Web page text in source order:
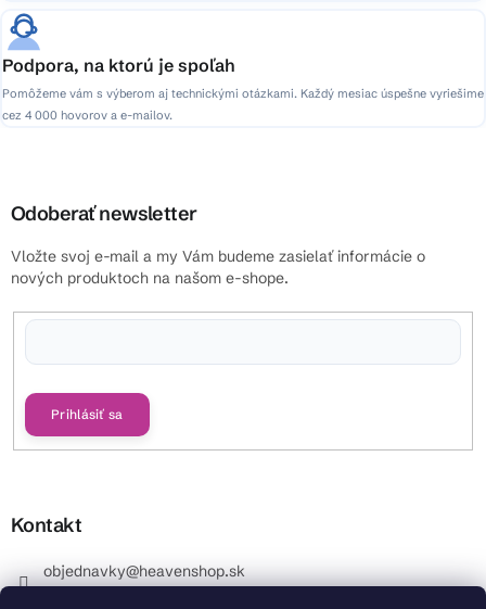
Podpora, na ktorú je spoľah
Pomôžeme vám s výberom aj technickými otázkami. Každý mesiac úspešne vyriešime
cez 4 000 hovorov a e-mailov.
Odoberať newsletter
Vložte svoj e-mail a my Vám budeme zasielať informácie o
nových produktoch na našom e-shope.
Prihlásiť sa
Kontakt
objednavky@heavenshop.sk